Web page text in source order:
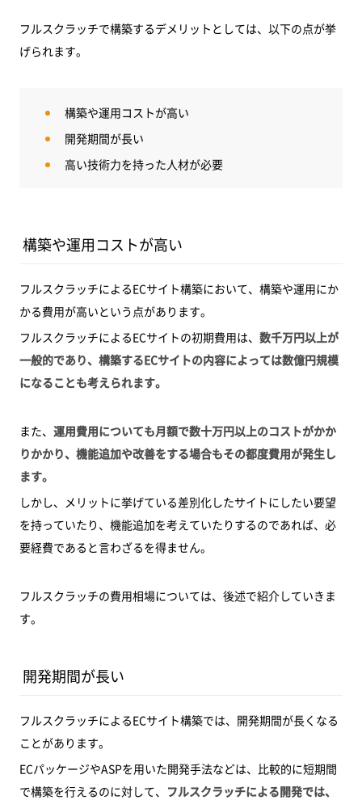
フルスクラッチで構築するデメリットとしては、以下の点が挙
げられます。
構築や運用コストが高い
開発期間が長い
高い技術力を持った人材が必要
構築や運用コストが高い
フルスクラッチによるECサイト構築において、構築や運用にか
かる費用が高いという点があります。
フルスクラッチによるECサイトの初期費用は、 数千万円以上が
一般的であり、構築するECサイトの内容によっては数億円規模
になることも考えられます。
また、 運用費用についても月額で数十万円以上のコストがかか
りかかり、機能追加や改善をする場合もその都度費用が発生し
ます。
しかし、メリットに挙げている差別化したサイトにしたい要望
を持っていたり、機能追加を考えていたりするのであれば、必
要経費であると言わざるを得ません。
フルスクラッチの費用相場については、後述で紹介していきま
す。
開発期間が長い
フルスクラッチによるECサイト構築では、開発期間が長くなる
ことがあります。
ECパッケージやASPを用いた開発手法などは、比較的に短期間
で構築を行えるのに対して、 フルスクラッチによる開発では、